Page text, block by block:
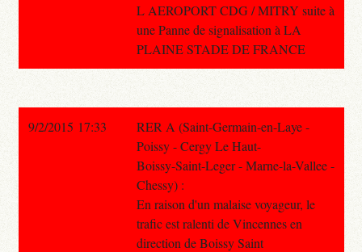
L AEROPORT CDG / MITRY suite à
une Panne de signalisation à LA
PLAINE STADE DE FRANCE
9/2/2015 17:33
RER A (Saint-Germain-en-Laye -
Poissy - Cergy Le Haut-
Boissy-Saint-Leger - Marne-la-Vallee -
Chessy) :
En raison d'un malaise voyageur, le
trafic est ralenti de Vincennes en
direction de Boissy Saint